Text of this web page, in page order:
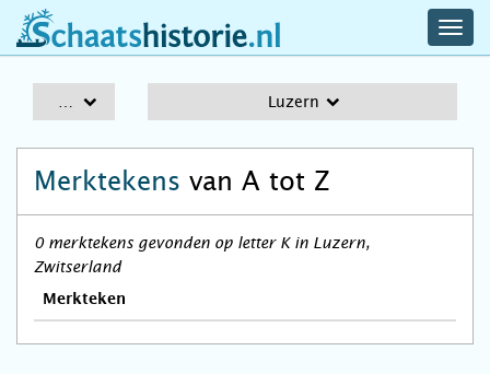
schaatshistorie.nl
Luzern
Merktekens van A tot Z
0 merktekens gevonden op letter K in Luzern,
Zwitserland
Merkteken